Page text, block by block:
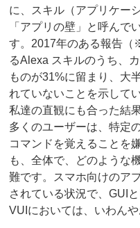
に、スキル（アプリケー
「アプリの壁」と呼んで
す。2017年のある報告
るAlexa スキルのうち、
ものが31%に留まり、大
れていないことを示して
私達の直観にも合った結
多くのユーザーは、特定
コマンドを覚えることを
も、全体で、どのような
難です。スマホ向けのア
されている状況で、GUI
VUIにおいては、いわんや